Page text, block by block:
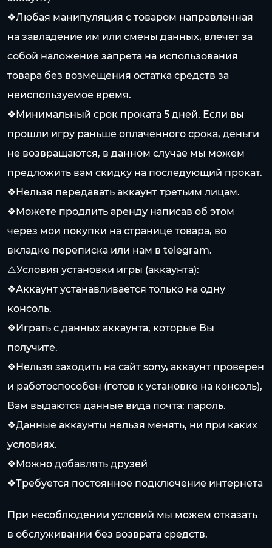
❖Любая манипуляция с товаром направленная
на завладение им или смены данных, влечет за
собой наложение запрета на использования
товара без возмещения остатка средств за
неиспользуемое время.
❖Минимальный срок проката 5 дней. Если вы
прошли игру раньше оплаченного срока, деньги
не возвращаются, в данном случае мы можем
предложить вам скидку на последующий прокат.
❖Нельзя передавать аккаунт третьим лицам.
❖Можете продлить аренду написав об этом
через мои покупки на странице товара, во
вкладке переписка или нам в telegram.
⚠️Условия установки игры (аккаунта):
❖Аккаунт устанавливается только на одну
консоль.
❖Играть с данных аккаунта, которые Вы
получите.
❖Нельзя заходить на сайт sony, аккаунт проверен
и работоспособен (готов к установке на консоль),
Вам выдаются данные вида почта: пароль.
❖Данные аккаунты нельзя менять, ни при каких
условиях.
❖Можно добавлять друзей
❖Требуется постоянное подключение интернета
При несоблюдении условий мы можем отказать
в обслуживании без возврата средств.